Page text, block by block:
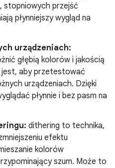
stopniowych przejść
płynniejszy wygląd na
urządzeniach:
głębią kolorów i jakością
jest, aby przetestować
urządzeniach. Dzięki
płynnie i bez pasm na
dithering to technika,
efektu
kolorów
szum. Może to